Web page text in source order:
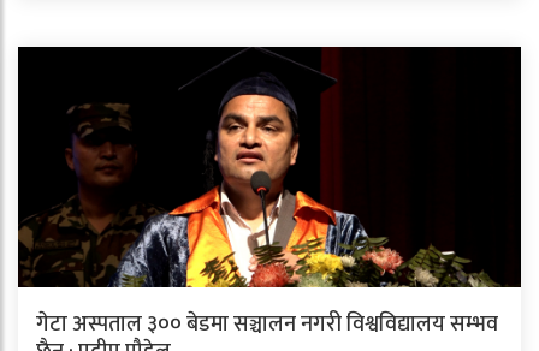
गेटा अस्पताल ३०० बेडमा सञ्चालन नगरी विश्वविद्यालय सम्भव